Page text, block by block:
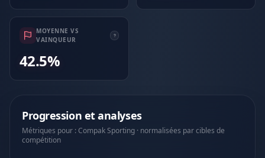
MOYENNE VS
VAINQUEUR
42.5%
Progression et analyses
Métriques pour : Compak Sporting · normalisées par cibles de
compétition